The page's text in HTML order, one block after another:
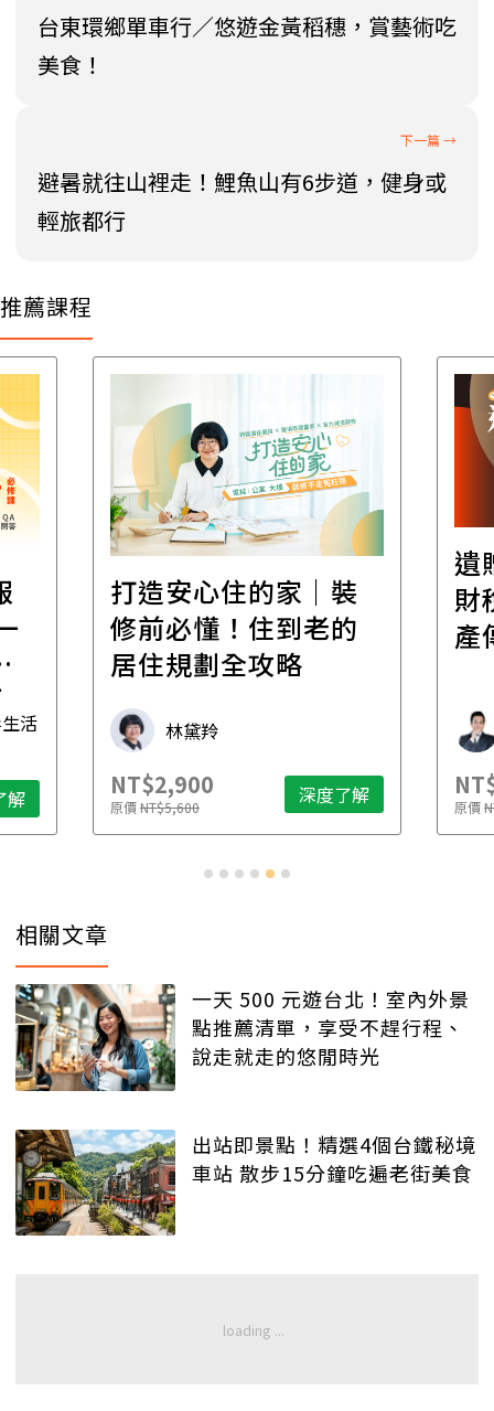
台東環鄉單車行／悠遊金黃稻穗，賞藝術吃
美食！
避暑就往山裡走！鯉魚山有6步道，健身或
輕旅都行
推薦課程
活
解
打造安心住的家｜裝
修前必懂！住到老的
居住規劃全攻略
林黛羚
NT$2,900
原價NT$5,600 深度了解
遺
財
產
原價
相關文章
一天 500 元遊台北！室內外景
點推薦清單，享受不趕行程、
說走就走的悠閒時光
出站即景點！精選4個台鐵秘境
車站 散步15分鐘吃遍老街美食